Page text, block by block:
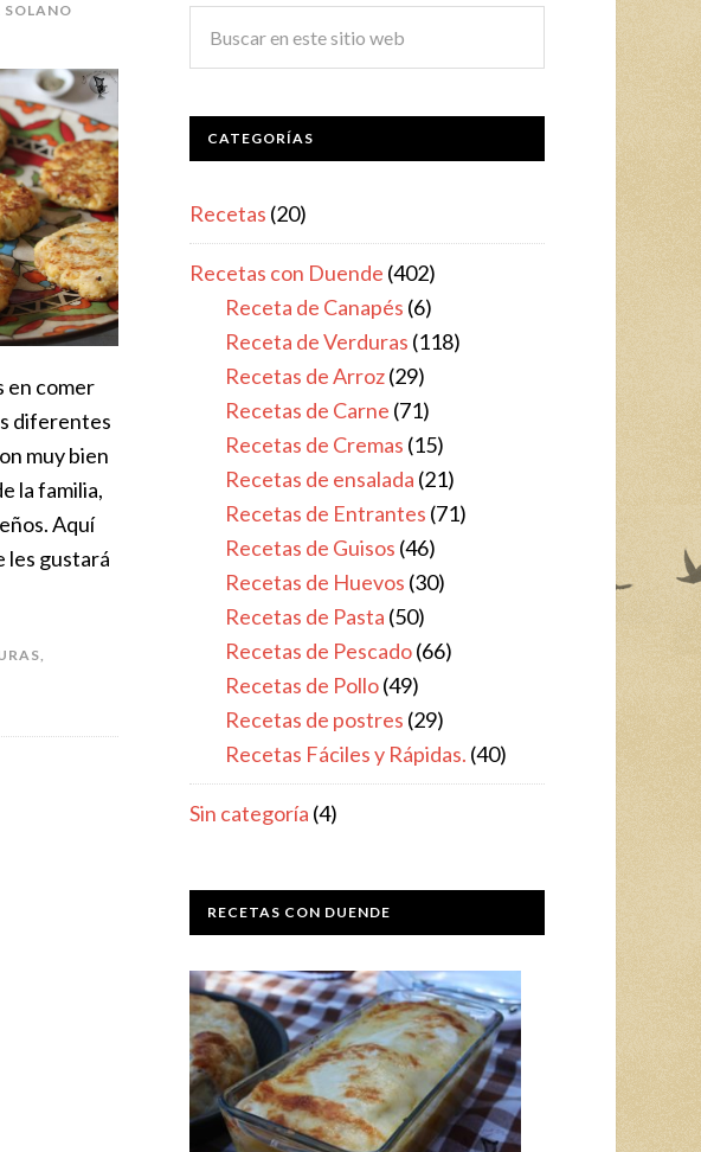
en comer
diferentes
muy bien
la familia,
Aquí
les gustará
CATEGORÍAS
Recetas (20)
Recetas con Duende (402)
Receta de Canapés (6)
Receta de Verduras (118)
Recetas de Arroz(29)
Recetas de Carne (71)
Recetas de Cremas (15)
Recetas de ensalada (21)
Recetas de Entrantes (71)
Recetas de Guisos (46)
Recetas de Huevos (30)
Recetas de Pasta (50)
Recetas de Pescado(66)
Recetas de Pollo(49)
Recetas de postres (29)
Recetas Fáciles y Rápidas. (40)
Sin categoría (4)
RECETAS CON DUENDE